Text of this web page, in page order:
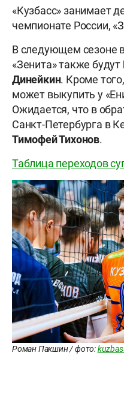
«Кузбасс» занимает
чемпионате России,
В следующем сезоне
«Зенита» также будут
Динейкин. Кроме
может выкупить у
Ожидается, что в
Санкт-Петербурга в
ТимофейТихонов.
Таблица переходов
Роман Пакшин / фото: